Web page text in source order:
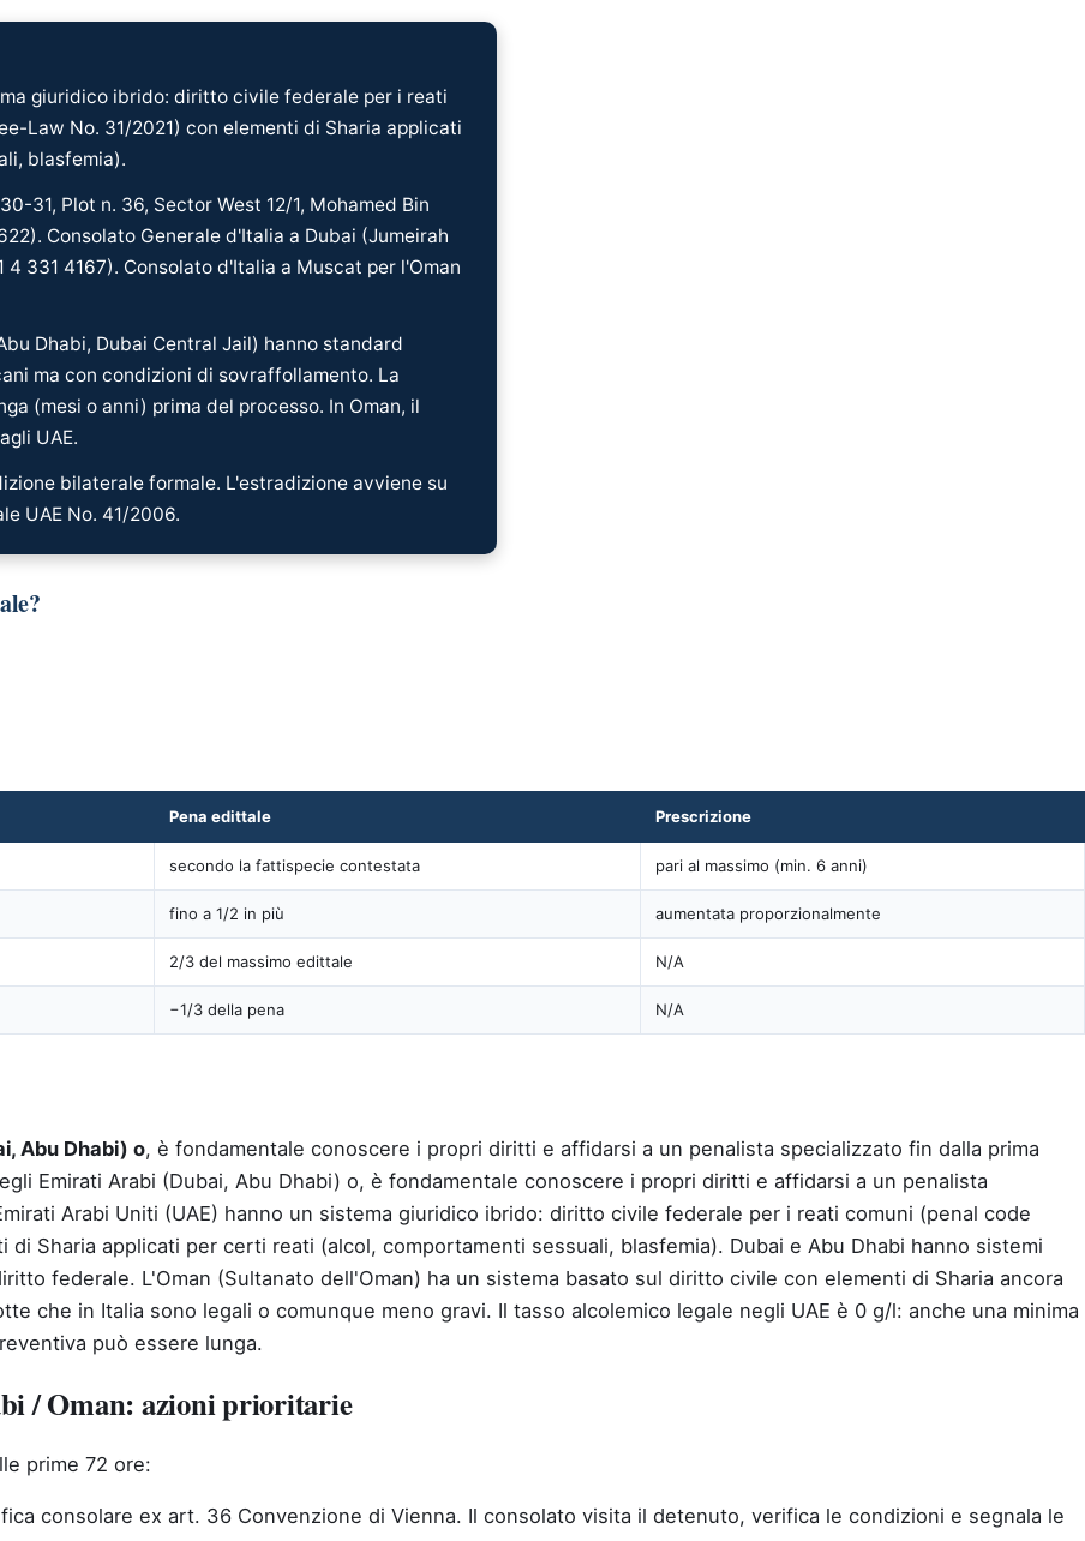
giuridico ibrido: diritto civile federale per i reati
Law No. 31/2021) con elementi di Sharia applicati
blasfemia).
31, Plot n. 36, Sector West 12/1, Mohamed Bin
Consolato Generale d'Italia a Dubai (Jumeirah
331 4167). Consolato d'Italia a Muscat per l'Oman
Dhabi, Dubai Central Jail) hanno standard
ma con condizioni di sovraffollamento. La
(mesi o anni) prima del processo. In Oman, il
UAE.
bilaterale formale. L'estradizione avviene su
UAE No. 41/2006.
Pena edittale Prescrizione
secondo la fattispecie contestata pari al massimo (min. 6 anni)
fino a 1/2 in più aumentata proporzionalmente
2/3 del massimo edittale N/A
−1/3 della pena N/A
Abu Dhabi) o, è fondamentale conoscere i propri diritti e affidarsi a un penalista specializzato fin dalla prima
Emirati Arabi (Dubai, Abu Dhabi) o, è fondamentale conoscere i propri diritti e affidarsi a un penalista
Arabi Uniti (UAE) hanno un sistema giuridico ibrido: diritto civile federale per i reati comuni (penal code
Sharia applicati per certi reati (alcol, comportamenti sessuali, blasfemia). Dubai e Abu Dhabi hanno sistemi
federale. L'Oman (Sultanato dell'Oman) ha un sistema basato sul diritto civile con elementi di Sharia ancora
che in Italia sono legali o comunque meno gravi. Il tasso alcolemico legale negli UAE è 0 g/l: anche una minima
può essere lunga.
/ Oman: azioni prioritarie
prime 72 ore:
consolare ex art. 36 Convenzione di Vienna. Il consolato visita il detenuto, verifica le condizioni e segnala le